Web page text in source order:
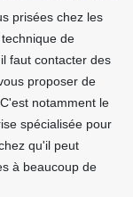
prisées chez les
de
faut contacter des
proposer de
notamment le
spécialisée pour
qu'il peut
à beaucoup de